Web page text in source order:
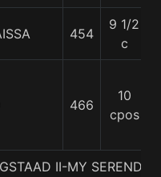
454
9 1/2
c
466
10
cpos
II-MY